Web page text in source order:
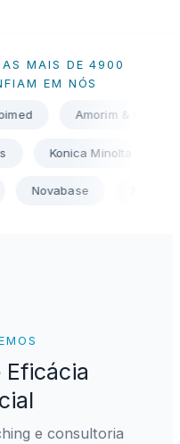
MAIS DE 4900
EM NÓS
Amorim Cork
JANZ Kelly Services
Nucase
Eficácia
e consultoria